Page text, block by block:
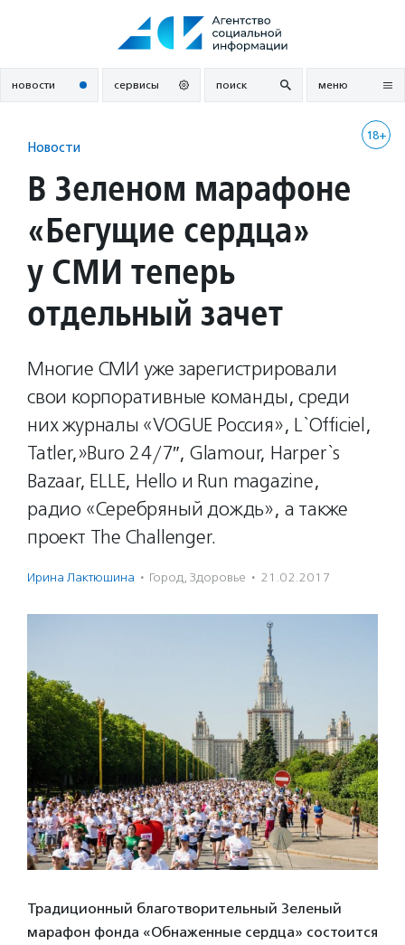
новости сервисы поиск меню
18+
Новости
В Зеленом марафоне
«Бегущие сердца»
у СМИ теперь
отдельный зачет
Многие СМИ уже зарегистрировали
свои корпоративные команды, среди
них журналы «VOGUE Россия», L`Officiel,
Tatler,»Buro 24/7″, Glamour, Harper`s
Bazaar, ELLE, Hello и Run magazine,
радио «Серебряный дождь», а также
проект The Challenger.
Ирина Лактюшина · Город, Здоровье · 21.02.2017
Традиционный благотворительный Зеленый
марафон фонда «Обнаженные сердца» состоится